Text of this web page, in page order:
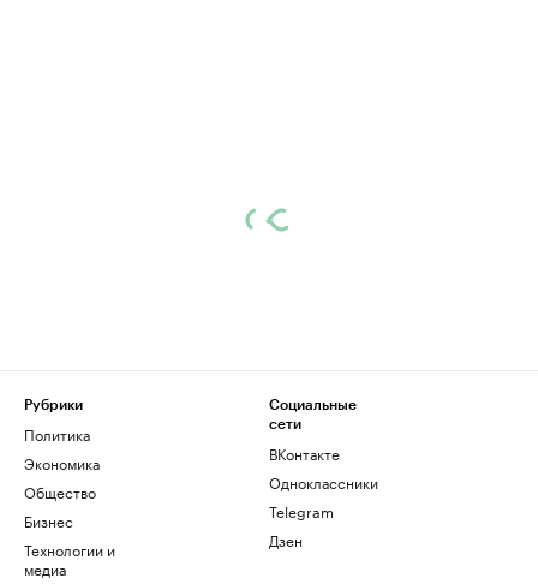
Рубрики
Политика
Экономика
Общество
Бизнес
Технологии и
медиа
Социальные
сети
ВКонтакте
Одноклассники
Telegram
Дзен